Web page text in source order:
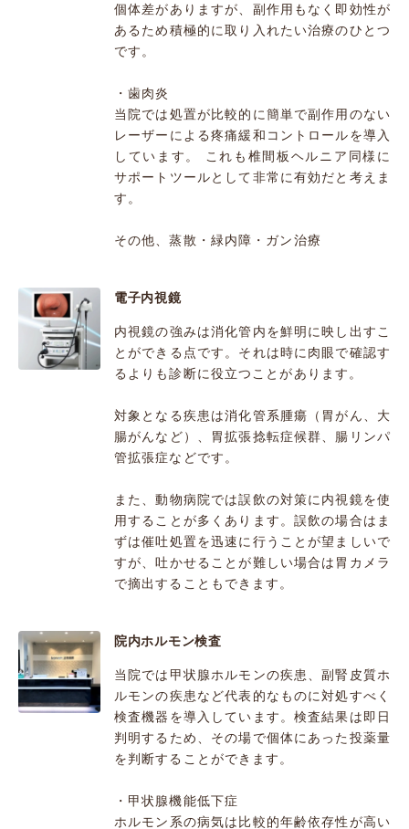
個体差がありますが、副作用もなく即効性が
あるため積極的に取り入れたい治療のひとつ
です。
・歯肉炎
当院では処置が比較的に簡単で副作用のない
レーザーによる疼痛緩和コントロールを導入
しています。 これも椎間板ヘルニア同様に
サポートツールとして非常に有効だと考えま
す。
その他、蒸散・緑内障・ガン治療
電子内視鏡
内視鏡の強みは消化管内を鮮明に映し出すこ
とができる点です。それは時に肉眼で確認す
るよりも診断に役立つことがあります。
対象となる疾患は消化管系腫瘍（胃がん、大
腸がんなど）、胃拡張捻転症候群、腸リンパ
管拡張症などです。
また、動物病院では誤飲の対策に内視鏡を使
用することが多くあります。誤飲の場合はま
ずは催吐処置を迅速に行うことが望ましいで
すが、吐かせることが難しい場合は胃カメラ
で摘出することもできます。
院内ホルモン検査
当院では甲状腺ホルモンの疾患、副腎皮質ホ
ルモンの疾患など代表的なものに対処すべく
検査機器を導入しています。検査結果は即日
判明するため、その場で個体にあった投薬量
を判断することができます。
・甲状腺機能低下症
ホルモン系の病気は比較的年齢依存性が高い